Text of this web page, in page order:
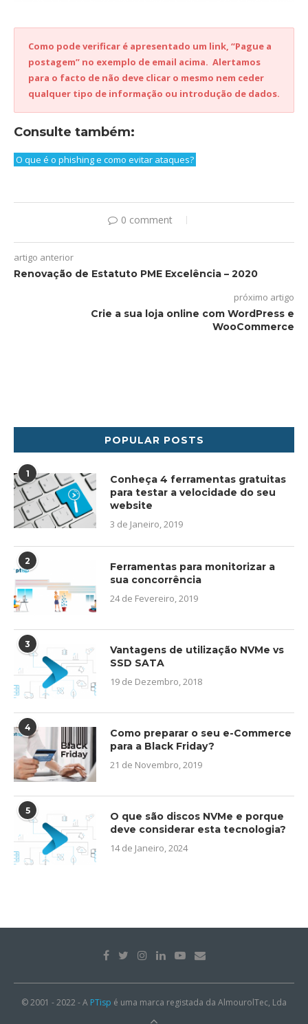
Como pode verificar é apresentado um link, “Pague a
postagem” no exemplo de email acima. Alertamos
para o facto de não deve clicar o mesmo nem ceder
qualquer tipo de informação ou introdução de dados.
Consulte também:
O que é o phishing e como evitar ataques?
0 comment
artigo anterior
Renovação de Estatuto PME Excelência – 2020
próximo artigo
Crie a sua loja online com WordPress e
WooCommerce
POPULAR POSTS
1
Conheça 4 ferramentas gratuitas
para testar a velocidade do seu
website
3 de Janeiro, 2019
2
Ferramentas para monitorizar a
sua concorrência
24 de Fevereiro, 2019
3
Vantagens de utilização NVMe vs
SSD SATA
19 de Dezembro, 2018
4
Como preparar o seu e-Commerce
para a Black Friday?
21 de Novembro, 2019
5
O que são discos NVMe e porque
deve considerar esta tecnologia?
14 de Janeiro, 2024
© 2001 - 2022 - A PTisp é uma marca registada da AlmourolTec, Lda